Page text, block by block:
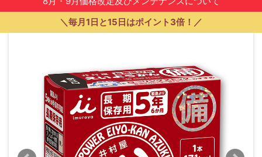
＼毎月1日と15日はポイント3倍！／